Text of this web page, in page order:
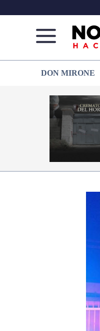
de
Juárez
que
DON MIRONE